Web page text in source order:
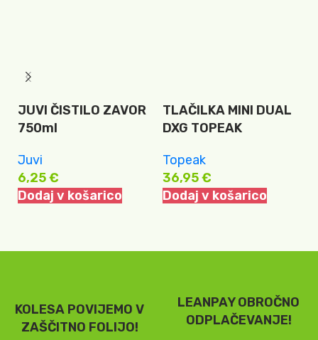
JUVI ČISTILO ZAVOR
750ml
Juvi
6,25€
Dodaj v košarico
TLAČILKA MINI DUAL
DXG TOPEAK
Topeak
36,95€
Dodaj v košarico
KOLESA POVIJEMO V
ZAŠČITNO FOLIJO!
LEANPAY OBROČNO
ODPLAČEVANJE!